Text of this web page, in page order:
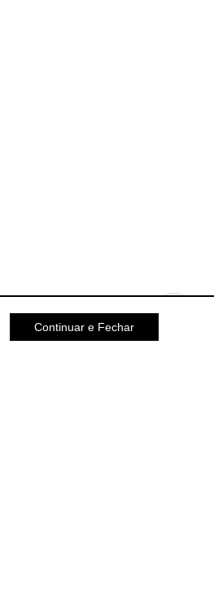
Continuar e Fechar